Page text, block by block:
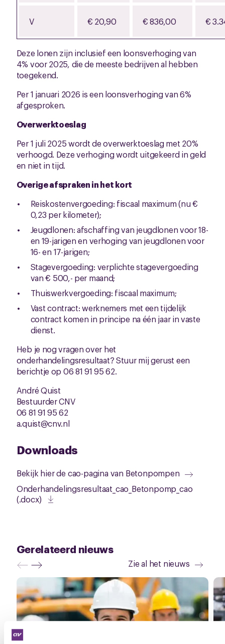
V € 20,90 € 836,00 €
Deze lonen zijn inclusief een loonsverhoging van
4% voor 2025, die de meeste bedrijven al hebben
toegekend.
Per 1 januari 2026 is een loonsverhoging van 6%
afgesproken.
Overwerktoeslag
Per 1 juli 2025 wordt de overwerktoeslag met 20%
verhoogd. Deze verhoging wordt uitgekeerd in geld
en niet in tijd.
Overige afspraken in het kort
Reiskostenvergoeding: fiscaal maximum (nu €
0,23 per kilometer);
Jeugdlonen: afschaffing van jeugdlonen voor 18-
en 19-jarigen en verhoging van jeugdlonen voor
16- en 17-jarigen;
Stagevergoeding: verplichte stagevergoeding
van € 500,- per maand;
Thuiswerkvergoeding: fiscaal maximum;
Vast contract: werknemers met een tijdelijk
contract komen in principe na één jaar in vaste
dienst.
Heb je nog vragen over het
onderhandelingsresultaat? Stuur mij gerust een
berichtje op 06 81 91 95 62.
André Quist
Bestuurder CNV
06 81 91 95 62
a.quist@cnv.nl
Downloads
Bekijk hier de cao-pagina van Betonpompen
Onderhandelingsresultaat_cao_Betonpomp_cao
(.docx)
Gerelateerd nieuws
Zie al het nieuws